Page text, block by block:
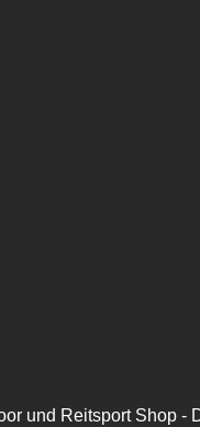
und Reitsport Shop